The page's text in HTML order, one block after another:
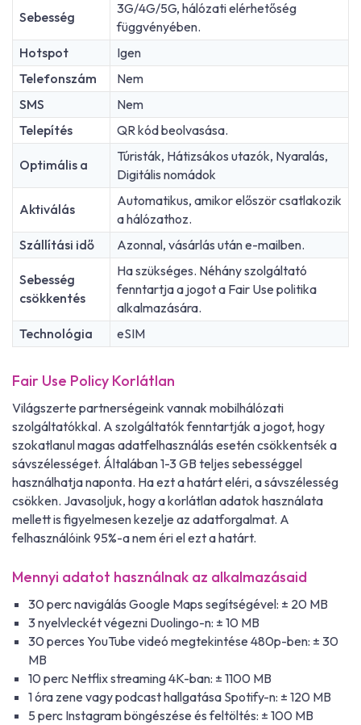
Sebesség
3G/4G/5G, hálózati elérhetőség
függvényében.
Hotspot
Igen
Telefonszám
Nem
SMS
Nem
Telepítés
QR kód beolvasása.
Optimális a
Túristák, Hátizsákos utazók, Nyaralás,
Digitális nomádok
Aktiválás
Automatikus, amikor először csatlakozik
a hálózathoz.
Szállítási idő
Azonnal, vásárlás után e-mailben.
Sebesség
csökkentés
Ha szükséges. Néhány szolgáltató
fenntartja a jogot a Fair Use politika
alkalmazására.
Technológia
eSIM
Fair Use Policy Korlátlan
Világszerte partnerségeink vannak mobilhálózati
szolgáltatókkal. A szolgáltatók fenntartják a jogot, hogy
szokatlanul magas adatfelhasználás esetén csökkentsék a
sávszélességet. Általában 1-3 GB teljes sebességgel
használhatja naponta. Ha ezt a határt eléri, a sávszélesség
csökken. Javasoljuk, hogy a korlátlan adatok használata
mellett is figyelmesen kezelje az adatforgalmat. A
felhasználóink 95%-a nem éri el ezt a határt.
Mennyi adatot használnak az alkalmazásaid
30 perc navigálás Google Maps segítségével: ± 20 MB
3 nyelvleckét végezni Duolingo-n: ± 10 MB
30 perces YouTube videó megtekintése 480p-ben: ± 30
MB
10 perc Netflix streaming 4K-ban: ± 1100 MB
1 óra zene vagy podcast hallgatása Spotify-n: ± 120 MB
5 perc Instagram böngészése és feltöltés: ± 100 MB